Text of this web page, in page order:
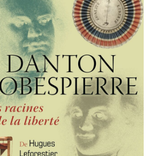
C
H
E
E
T
N
A
V
T
I
D
E